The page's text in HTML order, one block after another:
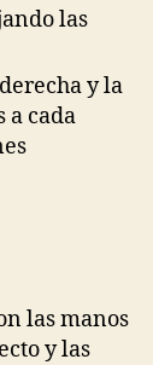
las
y la
a cada
las manos
y las